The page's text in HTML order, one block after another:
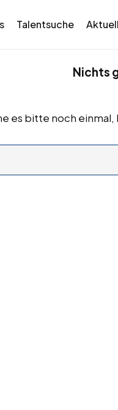
Talentsuche Aktuell
Nichts
es bitte noch